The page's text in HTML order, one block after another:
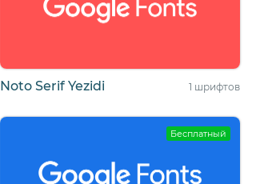
Noto Serif Yezidi 1 шрифтов
Бесплатный